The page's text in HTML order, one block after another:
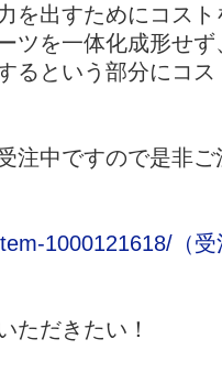
を出すためにコス
ツを一体化成形せ
るという部分にコ
注中ですので是非
1000121618/（
ただきたい！